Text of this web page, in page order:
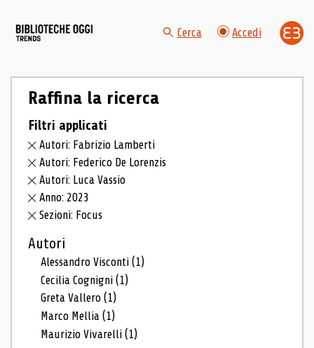
Cerca Accedi
Raffina la ricerca
Filtri applicati
Autori: Fabrizio Lamberti
Autori: Federico De Lorenzis
Autori: Luca Vassio
Anno: 2023
Sezioni: Focus
Autori
Alessandro Visconti(1)
Cecilia Cognigni(1)
Greta Vallero(1)
Marco Mellia(1)
Maurizio Vivarelli(1)